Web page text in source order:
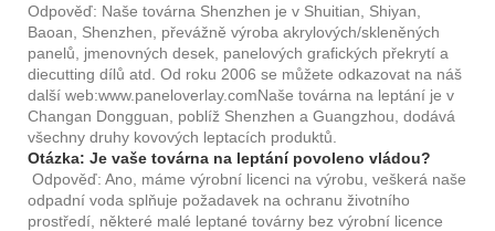
Odpověď: Naše továrna Shenzhen je v Shuitian, Shiyan,
Baoan, Shenzhen, převážně výroba akrylových/skleněných
panelů, jmenovných desek, panelových grafických překrytí a
diecutting dílů atd. Od roku 2006 se můžete odkazovat na náš
další web:www.paneloverlay.comNaše továrna na leptání je v
Changan Dongguan, poblíž Shenzhen a Guangzhou, dodává
všechny druhy kovových leptacích produktů.
Otázka: Je vaše továrna na leptání povoleno vládou?
Odpověď: Ano, máme výrobní licenci na výrobu, veškerá naše
odpadní voda splňuje požadavek na ochranu životního
prostředí, některé malé leptané továrny bez výrobní licence